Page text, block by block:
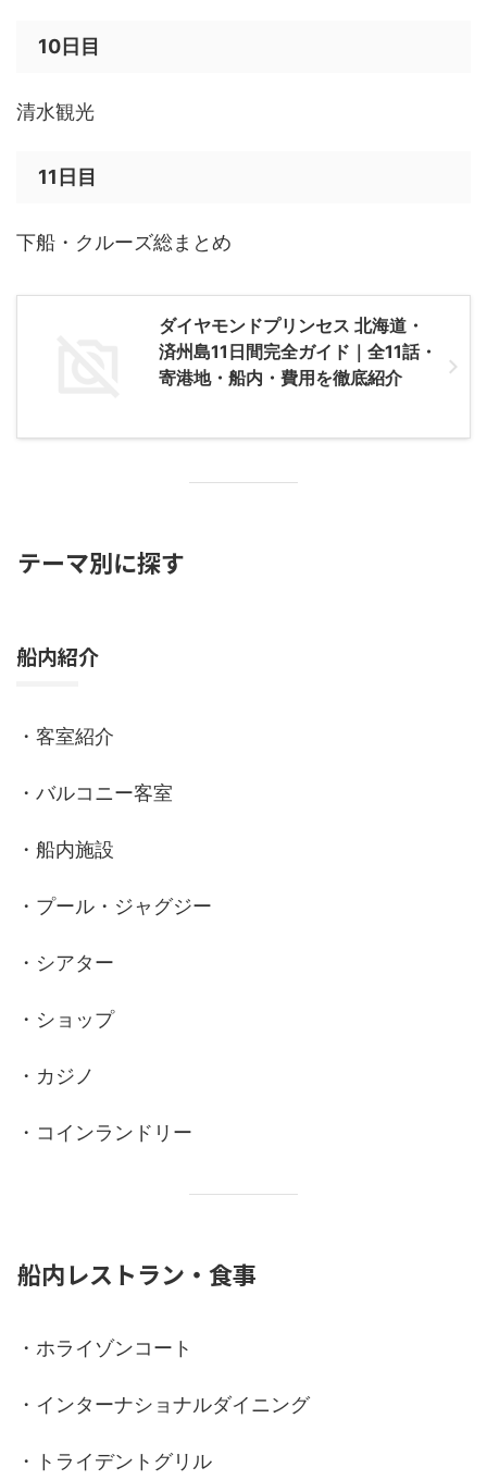
10日目
清水観光
11日目
下船・クルーズ総まとめ
ダイヤモンドプリンセス 北海道・
済州島11日間完全ガイド｜全11話・
寄港地・船内・費用を徹底紹介
テーマ別に探す
船内紹介
・客室紹介
・バルコニー客室
・船内施設
・プール・ジャグジー
・シアター
・ショップ
・カジノ
・コインランドリー
船内レストラン・食事
・ホライゾンコート
・インターナショナルダイニング
・トライデントグリル